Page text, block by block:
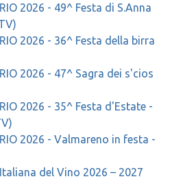
2026 - 49^ Festa di S.Anna
2026 - 36^ Festa della birra
2026 - 47^ Sagra dei s'cios
2026 - 35^ Festa d'Estate -
2026 - Valmareno in festa -
del Vino 2026 – 2027